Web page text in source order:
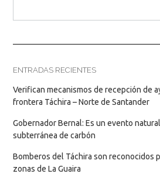
ENTRADAS RECIENTES
Verifican mecanismos de recepción de
frontera Táchira – Norte de Santander
Gobernador Bernal: Es un evento
subterránea de carbón
Bomberos del Táchira son reconocidos
zonas de La Guaira